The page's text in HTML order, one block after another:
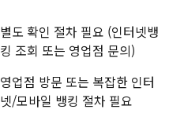
별도 확인 절차 필요 (인터넷뱅
킹 조회 또는 영업점 문의)
영업점 방문 또는 복잡한 인터
넷/모바일 뱅킹 절차 필요